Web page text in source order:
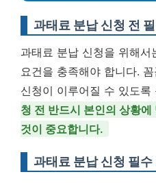
과태료 분납 신청 전
과태료 분납 신청을 위해
요건을 충족해야 합니다.
신청이 이루어질 수 있도록
청 전 반드시 본인의 상황
것이 중요합니다.
과태료 분납 신청 필